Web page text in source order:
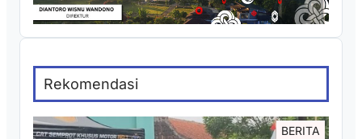
Rekomendasi
BERITA